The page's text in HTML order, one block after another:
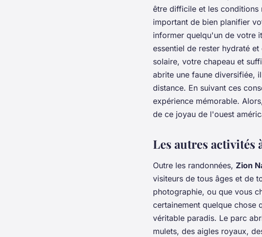
être difficile et les conditions
important de bien planifier
informer quelqu'un de votre
essentiel de rester hydraté
solaire, votre chapeau et
abrite une faune diversifiée,
distance. En suivant ces
expérience mémorable.
de ce joyau de l'ouest
Les autres activités
Outre les randonnées, Zion
visiteurs de tous âges et de
photographie, ou que vous
certainement quelque chose
véritable paradis. Le parc
mulets, des aigles royaux,